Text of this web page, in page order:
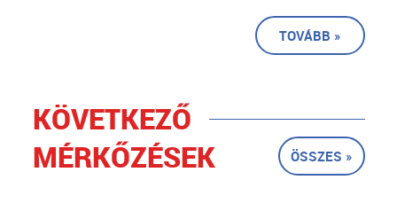
TOVÁBB »
KÖVETKEZŐ
MÉRKŐZÉSEK
ÖSSZES »